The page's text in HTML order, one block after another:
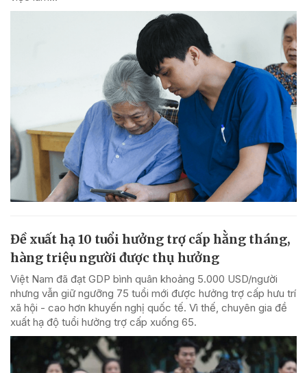
Đề xuất hạ 10 tuổi hưởng trợ cấp hằng tháng,
hàng triệu người được thụ hưởng
Việt Nam đã đạt GDP bình quân khoảng 5.000 USD/người
nhưng vẫn giữ ngưỡng 75 tuổi mới được hưởng trợ cấp hưu trí
xã hội - cao hơn khuyến nghị quốc tế. Vì thế, chuyên gia đề
xuất hạ độ tuổi hưởng trợ cấp xuống 65.